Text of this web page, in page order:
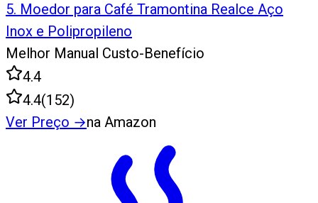
5. Moedor para Café Tramontina Realce Aço
Inox e Polipropileno
Melhor Manual Custo-Benefício
4.4
4.4(152)
Ver Preço →na Amazon